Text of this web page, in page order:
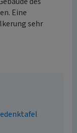
Eine
sehr